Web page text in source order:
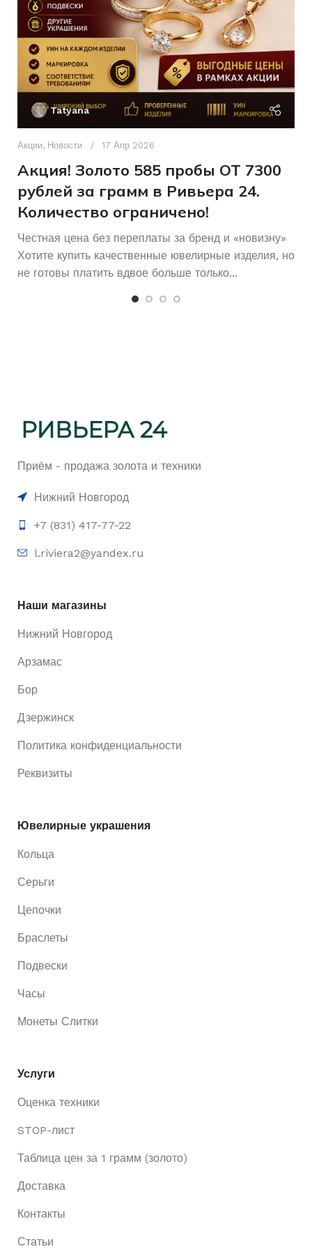
БРЕНД Без бренда
ДЛЯ КОГО Женщинам
РАЗМЕР КОЛЬЦА
ДЛЯ КОГО Женщинам
СОСТОЯНИЕ
Tatyana
Акции, Новости 17 Апр 2026
Акция! Золото 585 пробы ОТ 7300
рублей за грамм в Ривьера 24.
Количество ограничено!
Честная цена без переплаты за бренд и «новизну»
Хотите купить качественные ювелирные изделия, но
не готовы платить вдвое больше только...
Приём - продажа золота и техники
Нижний Новгород
+7 (831) 417-77-22
l.riviera2@yandex.ru
Наши магазины
Нижний Новгород
Арзамас
Бор
Дзержинск
Политика конфиденциальности
Реквизиты
Ювелирные украшения
Кольца
Серьги
Цепочки
Браслеты
Подвески
Часы
Монеты Слитки
Услуги
Оценка техники
STOP-лист
Таблица цен за 1 грамм (золото)
Доставка
Контакты
Статьи